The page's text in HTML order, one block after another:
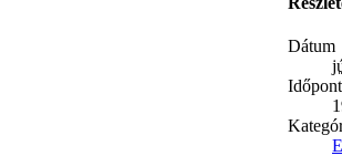
Dátum
Időpont